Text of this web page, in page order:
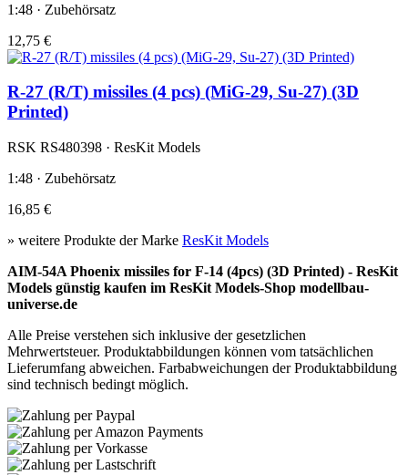
1:48 · Zubehörsatz
12,75 €
R-27 (R/T) missiles (4 pcs) (MiG-29, Su-27) (3D
Printed)
RSK RS480398 · ResKit Models
1:48 · Zubehörsatz
16,85 €
» weitere Produkte der Marke ResKit Models
AIM-54A Phoenix missiles for F-14 (4pcs) (3D Printed) - ResKit
Models günstig kaufen im ResKit Models-Shop modellbau-
universe.de
Alle Preise verstehen sich inklusive der gesetzlichen
Mehrwertsteuer. Produktabbildungen können vom tatsächlichen
Lieferumfang abweichen. Farbabweichungen der Produktabbildung
sind technisch bedingt möglich.